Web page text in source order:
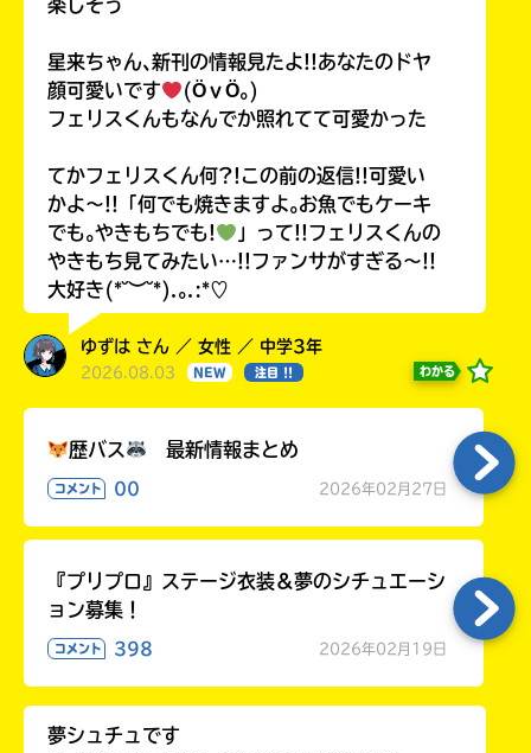
楽しそう
星来ちゃん､新刊の情報見たよ!!あなたのドヤ
顔可愛いです
(ӦｖӦ｡)
フェリスくんもなんでか照れてて可愛かった
てかフェリスくん何?!この前の返信!!可愛い
かよ〜!!「何でも焼きますよ｡お魚でもケーキ
でも｡やきもちでも!
」って!!フェリスくんの
やきもち見てみたい…!!ファンサがすぎる〜!!
大好き(*˘︶˘*).｡.:*♡
ゆずは さん ／ 女性 ／ 中学3年
2026.08.03 NEW 注目 !! わかる
歴バス 最新情報まとめ
コメント 00 2026年02月27日
『プリプロ』ステージ衣装＆夢のシチュエーシ
ョン募集！
コメント 398 2026年02月19日
夢シュチュです